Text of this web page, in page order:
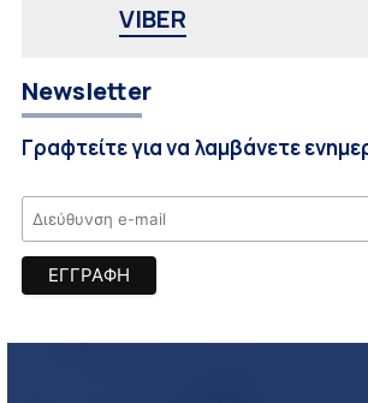
VIBER
Newsletter
Γραφτείτε για να λαμβάνετε